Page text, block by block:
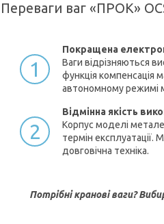
Переваги ваг «ПРОК»
1
Покращена
Ваги відрізняються
функція компенсація
автономному режимі
2
Відмінна якість
Корпус моделі
термін
довговічна техніка.
Потрібні кранові ваги?